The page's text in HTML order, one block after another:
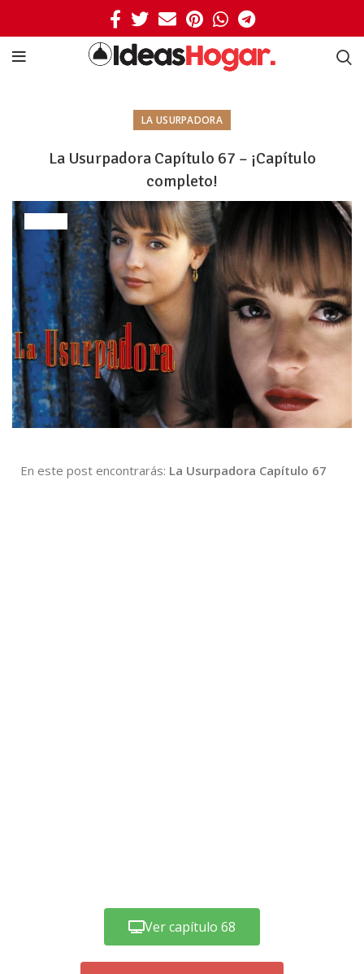
LA USURPADORA
La Usurpadora Capítulo 67 – ¡Capítulo
completo!
En este post encontrarás: La Usurpadora Capítulo 67
Ver capítulo 68